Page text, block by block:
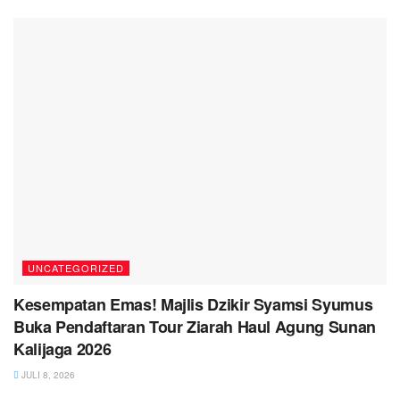
UNCATEGORIZED
Kesempatan Emas! Majlis Dzikir Syamsi Syumus
Buka Pendaftaran Tour Ziarah Haul Agung Sunan
Kalijaga 2026
JULI 8, 2026